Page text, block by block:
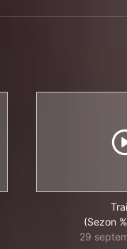
(Sezon
29